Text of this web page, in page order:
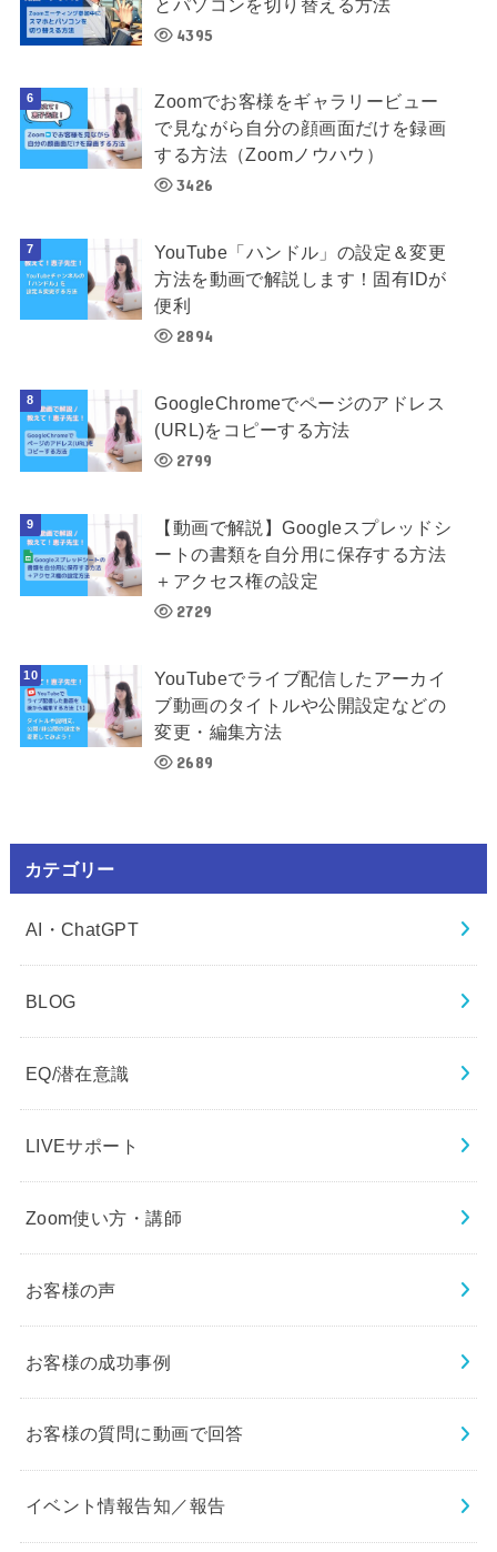
4395
Zoomでお客様をギャラリービュー
で見ながら自分の顔画面だけを録画
する方法（Zoomノウハウ）
3426
YouTube「ハンドル」の設定＆変更
方法を動画で解説します！固有IDが
便利
2894
GoogleChromeでページのアドレス
(URL)をコピーする方法
2799
【動画で解説】Googleスプレッドシ
ートの書類を自分用に保存する方法
＋アクセス権の設定
2729
YouTubeでライブ配信したアーカイ
ブ動画のタイトルや公開設定などの
変更・編集方法
2689
カテゴリー
AI・ChatGPT
BLOG
EQ/潜在意識
LIVEサポート
Zoom使い方・講師
お客様の声
お客様の成功事例
お客様の質問に動画で回答
イベント情報告知／報告